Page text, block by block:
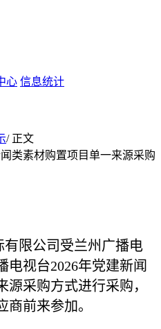
心 信息统计
/ 正文
类素材购置项目单一来源采购
限公司 受兰州广播电
电视台2026年党建新闻
源采购方式进行采购，
前来参加。